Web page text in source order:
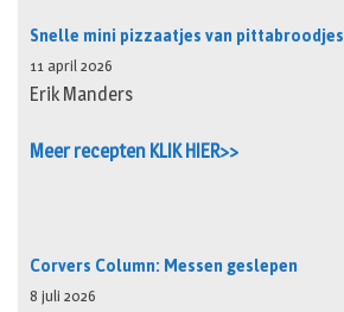
Snelle mini pizzaatjes van pittabroodjes
11 april 2026
Erik Manders
Meer recepten KLIK HIER>>
Corvers Column: Messen geslepen
8 juli 2026